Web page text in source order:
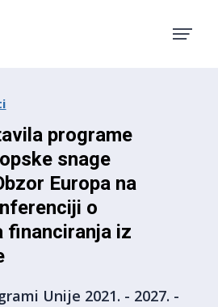
programe
snage
Europa na
o
financiranja iz
Unije 2021. - 2027. -